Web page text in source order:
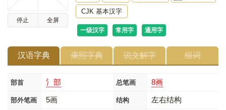
停止 全屏
CJK 基本汉字
一级汉字 常用字 通用字
汉语字典 康熙字典 说文解字 组词
部首 氵部 总笔画 8画
部外笔画 5画 结构 左右结构